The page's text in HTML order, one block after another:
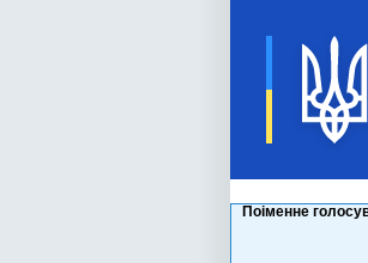
Поіменне